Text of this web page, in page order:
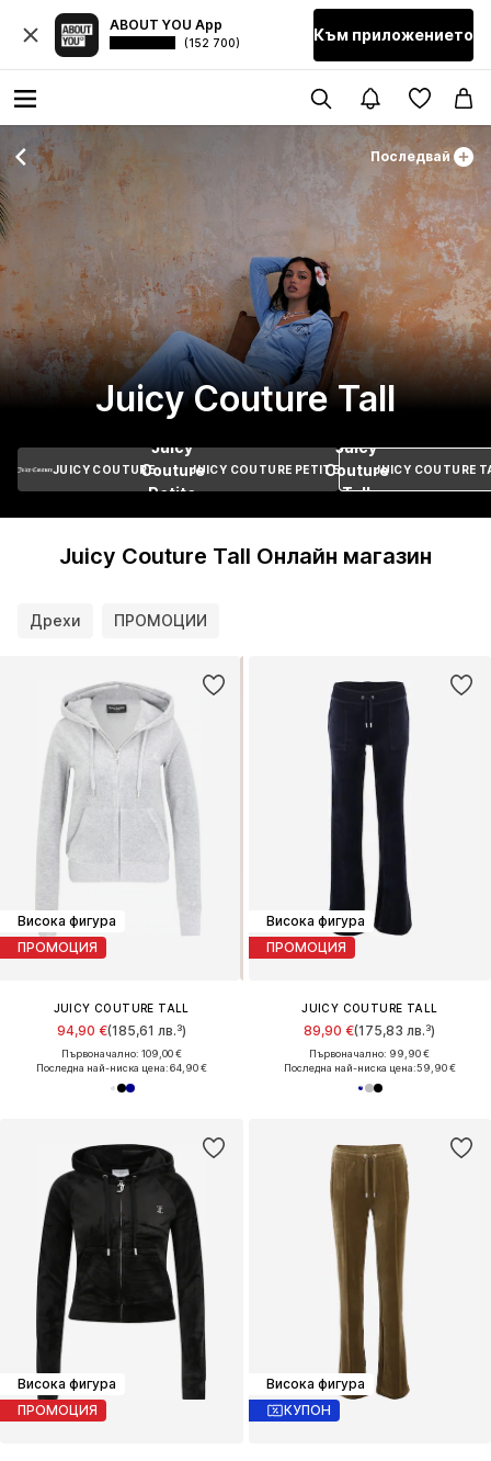
ABOUT YOU App
(152 700) Към приложението
Последвай
Juicy Couture Tall
JUICY COUTURE
Juicy
Couture
Petite
JUICY COUTURE PETITE
Juicy
Couture
Tall
JUICY COUTURE
Juicy Couture Tall Онлайн магазин
Дрехи ПРОМОЦИИ
Висока фигура
ПРОМОЦИЯ
JUICY COUTURE TALL
94,90 €(185,61 лв.³)
Първоначално: 109,00 €
Последна най-ниска цена:64,90 €
Висока фигура
ПРОМОЦИЯ
JUICY COUTURE TALL
89,90 €(175,83 лв.³)
Първоначално: 99,90 €
Последна най-ниска цена:59,90 €
Висока фигура
ПРОМОЦИЯ
Висока фигура
КУПОН